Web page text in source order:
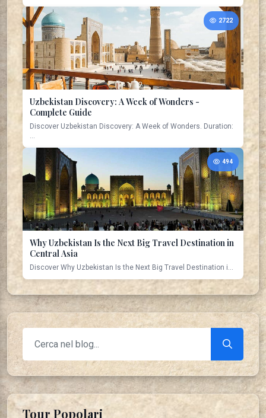
2722
Uzbekistan Discovery: A Week of Wonders -
Complete Guide
Discover Uzbekistan Discovery: A Week of Wonders. Duration:
...
494
Why Uzbekistan Is the Next Big Travel Destination in
Central Asia
Discover Why Uzbekistan Is the Next Big Travel Destination i...
Tour Popolari